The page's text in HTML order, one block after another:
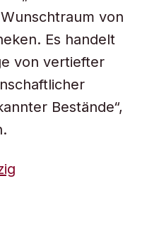
von
Es handelt
von vertiefter
Bestände“,